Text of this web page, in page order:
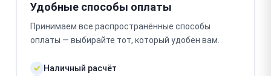
Удобные способы оплаты
Принимаем все распространённые способы
оплаты — выбирайте тот, который удобен вам.
Наличный расчёт